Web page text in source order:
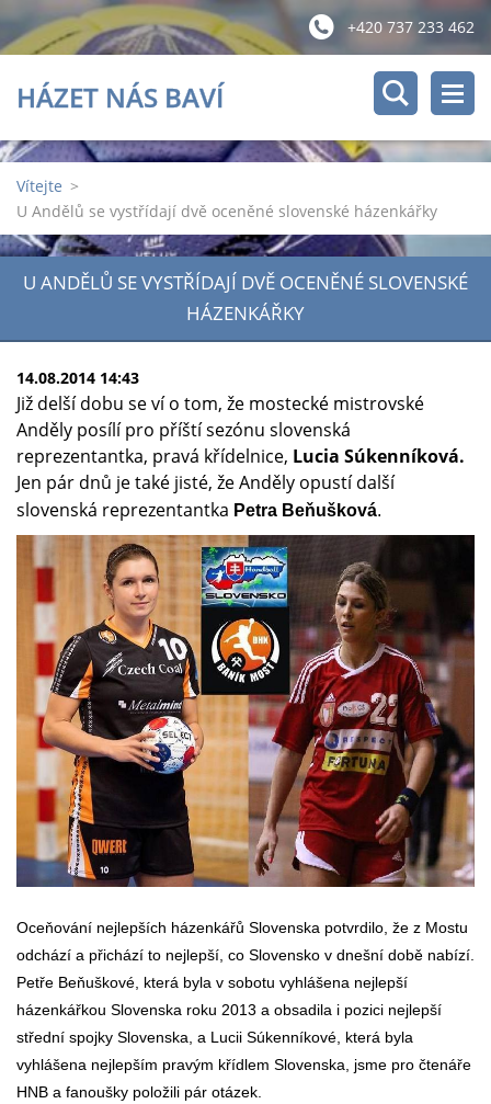
+420 737 233 462
HÁZET NÁS BAVÍ
Vítejte >
U Andělů se vystřídají dvě oceněné slovenské házenkářky
U ANDĚLŮ SE VYSTŘÍDAJÍ DVĚ OCENĚNÉ SLOVENSKÉ
HÁZENKÁŘKY
14.08.2014 14:43
Již delší dobu se ví o tom, že mostecké mistrovské
Anděly posílí pro příští sezónu slovenská
reprezentantka, pravá křídelnice, Lucia Súkenníková.
Jen pár dnů je také jisté, že Anděly opustí další
slovenská reprezentantka Petra Beňušková.
Oceňování nejlepších házenkářů Slovenska potvrdilo, že z Mostu
odchází a přichází to nejlepší, co Slovensko v dnešní době nabízí.
Petře Beňuškové, která byla v sobotu vyhlášena nejlepší
házenkářkou Slovenska roku 2013 a obsadila i pozici nejlepší
střední spojky Slovenska, a Lucii Súkenníkové, která byla
vyhlášena nejlepším pravým křídlem Slovenska, jsme pro čtenáře
HNB a fanoušky položili pár otázek.